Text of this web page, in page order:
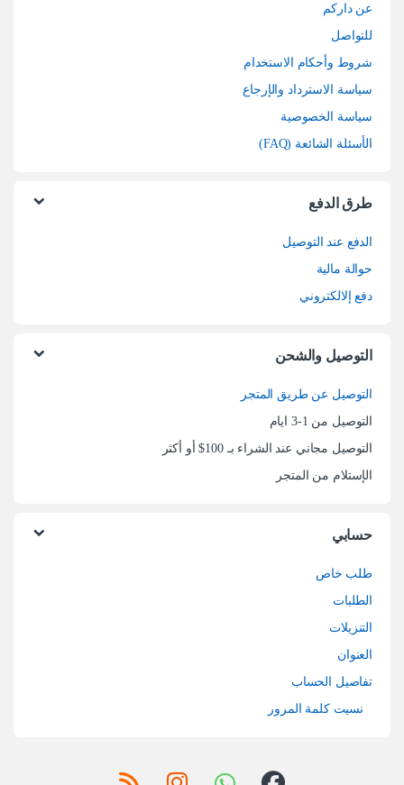
عن داركم
للتواصل
شروط وأحكام الاستخدام
سياسة الاسترداد والإرجاع
سياسة الخصوصية
الأسئلة الشائعة (FAQ)
طرق الدفع
الدفع عند التوصيل
حوالة مالية
دفع إلالكتروني
التوصيل والشحن
التوصيل عن طريق المتجر
التوصيل من 1-3 ايام
التوصيل مجاني عند الشراء بـ 100$ أو أكثر
الإستلام من المتجر
حسابي
طلب خاص
الطلبات
التنزيلات
العنوان
تفاصيل الحساب
نسيت كلمة المرور